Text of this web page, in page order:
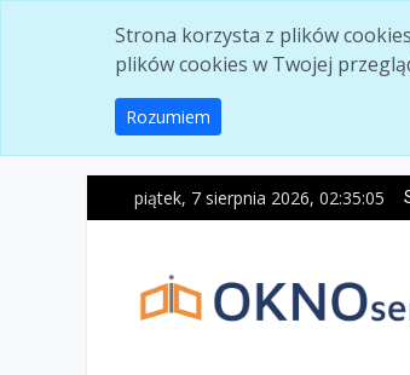
Strona korzysta z plików
plików cookies w Twojej
Rozumiem
piątek, 7 sierpnia 2026, 02:35:07